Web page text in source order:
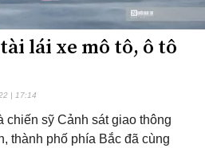
tài lái xe mô tô, ô tô
| 17:14
chiến sỹ Cảnh sát giao thông
thành phố phía Bắc đã cùng